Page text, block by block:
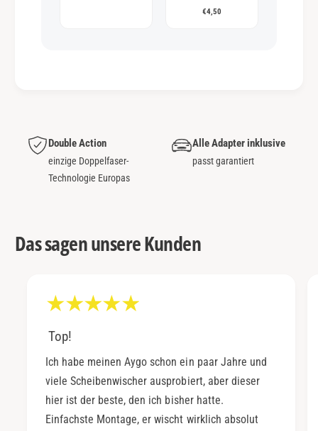
€4,50
Double Action
einzige Doppelfaser-
Technologie Europas
Alle Adapter inklusive
passt garantiert
Das sagen unsere Kunden
Top!
Ich habe meinen Aygo schon ein paar Jahre und
viele Scheibenwischer ausprobiert, aber dieser
hier ist der beste, den ich bisher hatte.
Einfachste Montage, er wischt wirklich absolut